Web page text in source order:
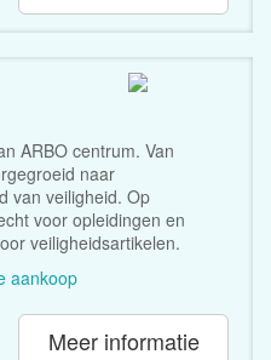
ARBO centrum. Van
naar
van veiligheid. Op
voor opleidingen en
veiligheidsartikelen.
aankoop
Meer informatie